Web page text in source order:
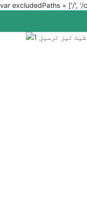
var excludedPaths = ['/',